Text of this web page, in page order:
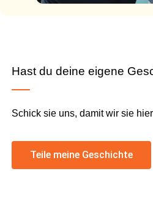
Hast du deine eigene
Schick sie uns, damit wir sie
Teile meine Geschichte